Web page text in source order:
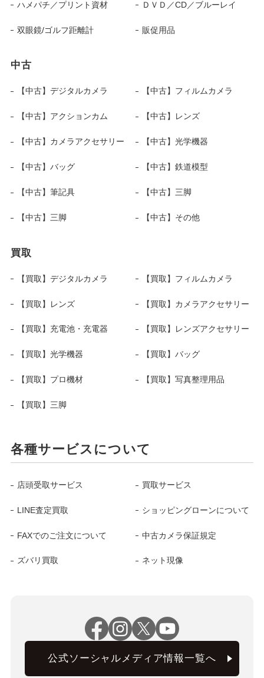
ハメパチ／プリント資材 ＤＶＤ／CD／ブルーレイ
双眼鏡/ゴルフ距離計 販促用品
中古
【中古】デジタルカメラ 【中古】フィルムカメラ
【中古】アクションカム 【中古】レンズ
【中古】カメラアクセサリー 【中古】光学機器
【中古】バッグ 【中古】鉄道模型
【中古】筆記具 【中古】三脚
【中古】三脚 【中古】その他
買取
【買取】デジタルカメラ 【買取】フィルムカメラ
【買取】レンズ 【買取】カメラアクセサリー
【買取】充電池・充電器 【買取】レンズアクセサリー
【買取】光学機器 【買取】バッグ
【買取】プロ機材 【買取】写真整理用品
【買取】三脚
各種サービスについて
店頭受取サービス 買取サービス
LINE査定買取 ショッピングローンについて
FAXでのご注文について 中古カメラ保証規定
ズバリ買取 ネット現像
公式ソーシャルメディア情報一覧へ